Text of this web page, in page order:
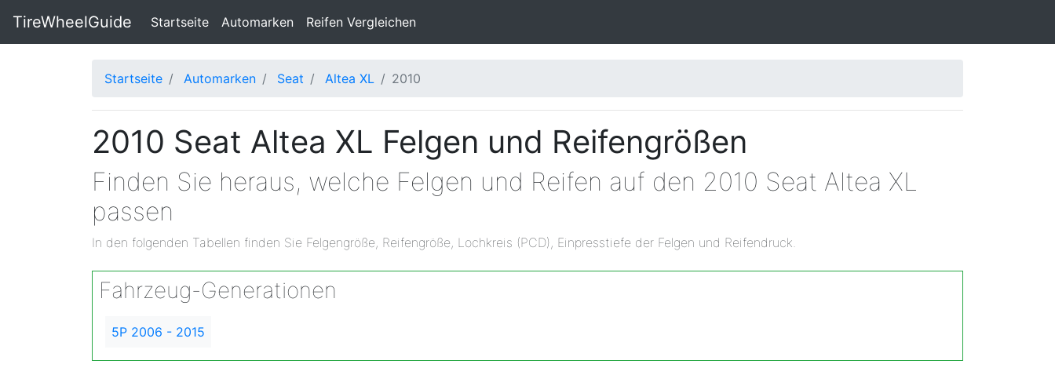
TireWheelGuide Startseite(current)
Automarken Reifen Vergleichen
Startseite Automarken Seat Altea XL 2010
2010 Seat Altea XL Felgen und Reifengrößen
Finden Sie heraus, welche Felgen und Reifen auf den 2010 Seat Altea XL
passen
In den folgenden Tabellen finden Sie Felgengröße, Reifengröße, Lochkreis (PCD), Einpresstiefe der Felgen und Reifendruck.
Fahrzeug-Generationen
5P 2006 - 2015